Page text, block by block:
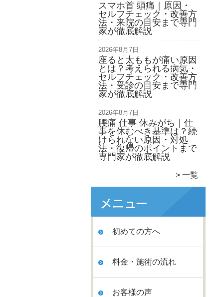
スマホ首 頭痛｜原因・
セルフチェック・改善方
法・来院の目安まで専門
家が徹底解説
2026年8月7日
座ると太ももが痛い原因
とは？考えられる病気・
セルフチェック・改善方
法・受診の目安まで専門
家が徹底解説
2026年8月7日
腰痛 仕事 休みがち｜仕
事を休むべき基準は？続
けられない原因・対処
法・復帰のポイントまで
専門家が徹底解説
一覧
初めての方へ
料金・施術の流れ
お客様の声